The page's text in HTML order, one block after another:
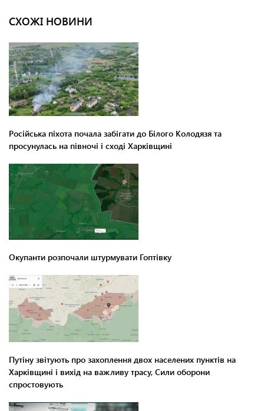
СХОЖІ НОВИНИ
Російська піхота почала забігати до Білого Колодязя та
просунулась на півночі і сході Харківщині
Окупанти розпочали штурмувати Гоптівку
Путіну звітують про захоплення двох населених пунктів на
Харківщині і вихід на важливу трасу, Сили оборони
спростовують